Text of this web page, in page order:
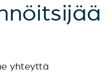
yhteyttä